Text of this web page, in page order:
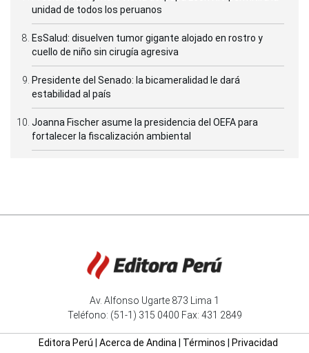
unidad de todos los peruanos
EsSalud: disuelven tumor gigante alojado en rostro y
cuello de niño sin cirugía agresiva
Presidente del Senado: la bicameralidad le dará
estabilidad al país
Joanna Fischer asume la presidencia del OEFA para
fortalecer la fiscalización ambiental
Av. Alfonso Ugarte 873 Lima 1
Teléfono: (51-1) 315 0400 Fax: 431 2849
Editora Perú Acerca de Andina| Términos
Privacidad